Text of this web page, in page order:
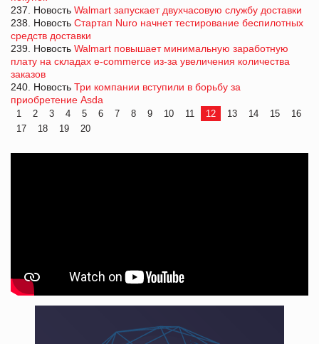
237. Новость Walmart запускает двухчасовую службу доставки
238. Новость Стартап Nuro начнет тестирование беспилотных
средств доставки
239. Новость Walmart повышает минимальную заработную
плату на складах e-commerce из-за увеличения количества
заказов
240. Новость Три компании вступили в борьбу за
приобретение Asda
1 2 3 4 5 6 7 8 9 10 11 12 13 14 15
16
17
18 19 20